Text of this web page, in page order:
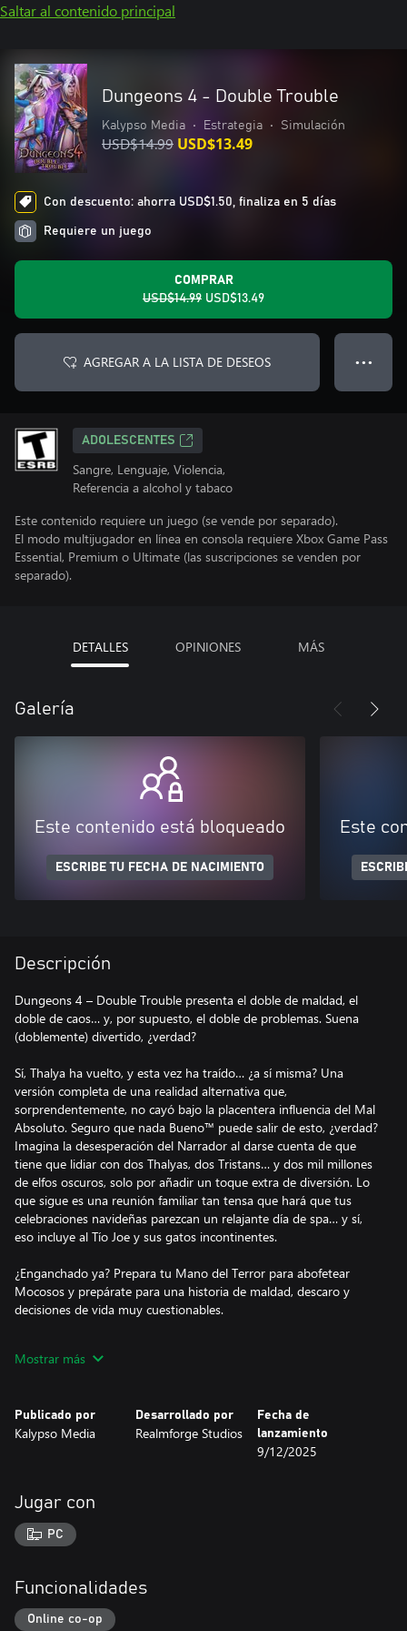
Saltar al contenido principal
Dungeons 4 - Double Trouble
Kalypso Media • Estrategia • Simulación
USD$14.99 USD$13.49
Con descuento: ahorra USD$1.50, finaliza en 5 días
Requiere un juego
COMPRAR
USD$14.99 USD$13.49
AGREGAR A LA LISTA DE DESEOS ● ● ●
ADOLESCENTES
Sangre, Lenguaje, Violencia,
Referencia a alcohol y tabaco
Este contenido requiere un juego (se vende por separado).
El modo multijugador en línea en consola requiere Xbox Game Pass
Essential, Premium o Ultimate (las suscripciones se venden por
separado).
DETALLES OPINIONES MÁS
Galería
Este contenido está bloqueado
ESCRIBE TU FECHA DE NACIMIENTO
Este
Descripción
Dungeons 4 – Double Trouble presenta el doble de maldad, el
doble de caos… y, por supuesto, el doble de problemas. Suena
(doblemente) divertido, ¿verdad?
Sí, Thalya ha vuelto, y esta vez ha traído… ¿a sí misma? Una
versión completa de una realidad alternativa que,
sorprendentemente, no cayó bajo la placentera influencia del Mal
Absoluto. Seguro que nada Bueno™ puede salir de esto, ¿verdad?
Imagina la desesperación del Narrador al darse cuenta de que
tiene que lidiar con dos Thalyas, dos Tristans… y dos mil millones
de elfos oscuros, solo por añadir un toque extra de diversión. Lo
que sigue es una reunión familiar tan tensa que hará que tus
celebraciones navideñas parezcan un relajante día de spa… y sí,
eso incluye al Tío Joe y sus gatos incontinentes.
¿Enganchado ya? Prepara tu Mano del Terror para abofetear
Mocosos y prepárate para una historia de maldad, descaro y
decisiones de vida muy cuestionables.
directamente a una nueva y fascinante campaña completamente
oscuros, solo por diversión.
• Elfos, pero con condena: Recluta nuevas y sombrías unidades
Rompehechizos y el Caballero oscuro.
• Más salas para dominarlos a todos: La Sala del Portal de los
elfos oscuros te permite reclutar tus nuevas unidades
incluyendo una nueva, las Entidades oscuras, a las que
los Lavágenos.
Mostrar más
Publicado por
Kalypso Media
Desarrollado por
Realmforge Studios
Fecha de
lanzamiento
9/12/2025
Jugar con
PC
Funcionalidades
Online co-op